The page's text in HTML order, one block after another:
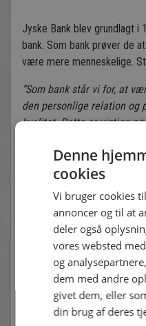
Jyske Bank blev grundlagt i
bank. Som bank prøver de
være mere menneskelige.
”Som bank står vi for, at
den personlige relation og
kvalitet. Dette er vigtige
”Måden vi forsøger at
konkurrenterne
kalder vi
være uformelle og nede på
pænt finvasket tøj når man
kunder i øjenhøjde og
som man har med sine
Denne
cookies
Vi bruger cookies
annoncer og til at
deler også
vores websted
og
dem med andre
givet dem, eller
din brug af deres